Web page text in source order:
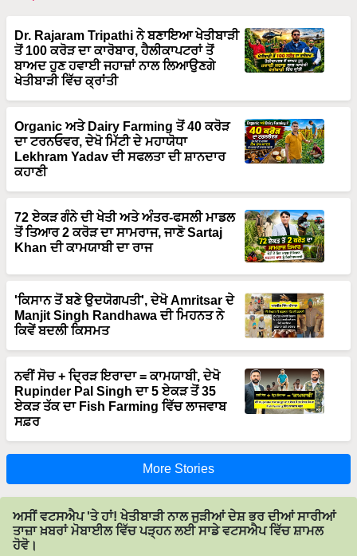
Dr. Rajaram Tripathi ਨੇ ਬਣਾਇਆ ਖੇਤੀਬਾੜੀ
ਤੋਂ 100 ਕਰੋੜ ਦਾ ਕਾਰੋਬਾਰ, ਹੈਲੀਕਾਪਟਰਾਂ ਤੋਂ
ਬਾਅਦ ਹੁਣ ਹਵਾਈ ਜਹਾਜ਼ਾਂ ਨਾਲ ਲਿਆਉਣਗੇ
ਖੇਤੀਬਾੜੀ ਵਿੱਚ ਕ੍ਰਾਂਤੀ
Organic ਅਤੇ Dairy Farming ਤੋਂ 40 ਕਰੋੜ
ਦਾ ਟਰਨਓਵਰ, ਦੇਖੋ ਮਿੱਟੀ ਦੇ ਮਹਾਯੋਧਾ
Lekhram Yadav ਦੀ ਸਫਲਤਾ ਦੀ ਸ਼ਾਨਦਾਰ
ਕਹਾਣੀ
72 ਏਕੜ ਗੰਨੇ ਦੀ ਖੇਤੀ ਅਤੇ ਅੰਤਰ-ਫਸਲੀ ਮਾਡਲ
ਤੋਂ ਤਿਆਰ 2 ਕਰੋੜ ਦਾ ਸਾਮਰਾਜ, ਜਾਣੋ Sartaj
Khan ਦੀ ਕਾਮਯਾਬੀ ਦਾ ਰਾਜ
'ਕਿਸਾਨ ਤੋਂ ਬਣੇ ਉਦਯੋਗਪਤੀ', ਦੇਖੋ Amritsar ਦੇ
Manjit Singh Randhawa ਦੀ ਮਿਹਨਤ ਨੇ
ਕਿਵੇਂ ਬਦਲੀ ਕਿਸਮਤ
ਨਵੀਂ ਸੋਚ + ਦ੍ਰਿੜ ਇਰਾਦਾ = ਕਾਮਯਾਬੀ, ਦੇਖੋ
Rupinder Pal Singh ਦਾ 5 ਏਕੜ ਤੋਂ 35
ਏਕੜ ਤੱਕ ਦਾ Fish Farming ਵਿੱਚ ਲਾਜਵਾਬ
ਸਫ਼ਰ
More Stories
ਅਸੀਂ ਵਟਸਐਪ 'ਤੇ ਹਾਂ! ਖੇਤੀਬਾੜੀ ਨਾਲ ਜੁੜੀਆਂ ਦੇਸ਼ ਭਰ ਦੀਆਂ ਸਾਰੀਆਂ
ਤਾਜ਼ਾ ਖ਼ਬਰਾਂ ਮੋਬਾਈਲ ਵਿੱਚ ਪੜ੍ਹਨ ਲਈ ਸਾਡੇ ਵਟਸਐਪ ਵਿੱਚ ਸ਼ਾਮਲ
ਹੋਵੋ।